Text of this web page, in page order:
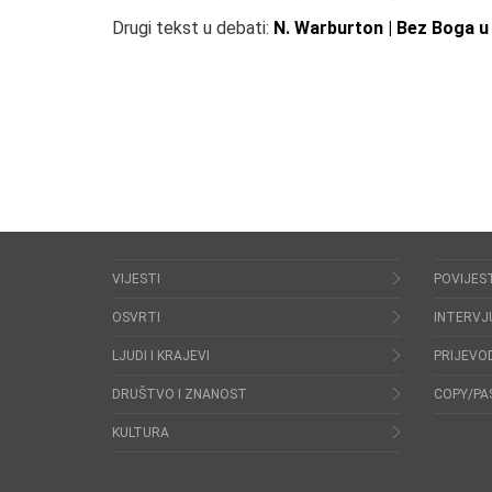
Drugi tekst u debati: N. Warburton | Bez Boga
VIJESTI
OSVRTI
LJUDI I KRAJEVI
DRUŠTVO I ZNANOST
KULTURA
COPY/